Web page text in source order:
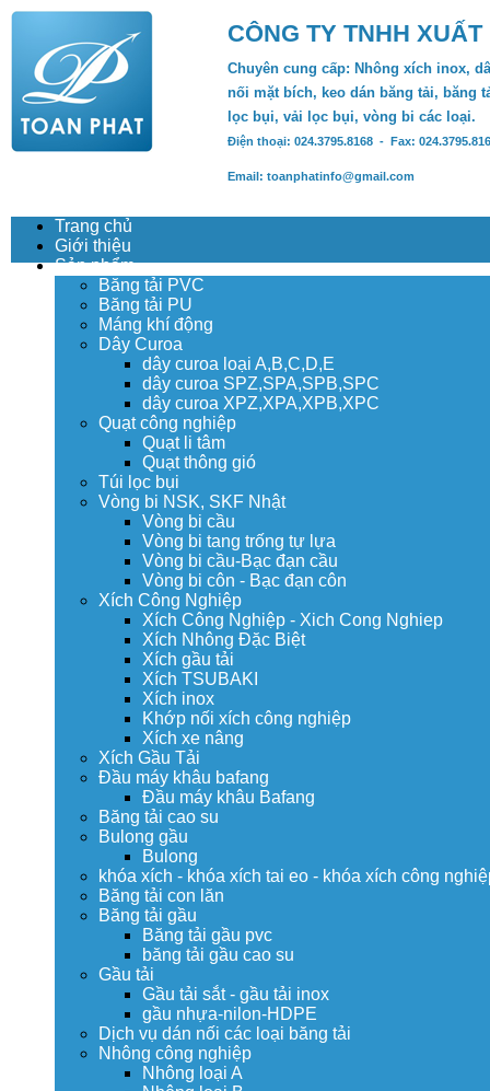
CÔNG TY TNHH
Chuyên cung cấp: Nhông xích inox,
nối mặt bích, keo dán băng tải, băng
lọc bụi, vải lọc bụi, vòng bi các loại.
Điện thoại: 024.3795.8168 - Fax:
Email: toanphatinfo@gmail.com
Trang chủ
Giới thiệu
Sản phẩm
Băng tải PVC
Băng tải PU
Máng khí động
Dây Curoa
dây curoa loại A,B,C,D,E
dây curoa SPZ,SPA,SPB,SPC
dây curoa XPZ,XPA,XPB,XPC
Quạt công nghiệp
Quạt li tâm
Quạt thông gió
Túi lọc bụi
Vòng bi NSK, SKF Nhật
Vòng bi cầu
Vòng bi tang trống tự lựa
Vòng bi cầu-Bạc đạn cầu
Vòng bi côn - Bạc đạn côn
Xích Công Nghiệp
Xích Công Nghiệp - Xich Cong Nghiep
Xích Nhông Đặc Biệt
Xích gầu tải
Xích TSUBAKI
Xích inox
Khớp nối xích công nghiệp
Xích xe nâng
Xích Gầu Tải
Đầu máy khâu bafang
Đầu máy khâu Bafang
Băng tải cao su
Bulong gầu
Bulong
khóa xích - khóa xích tai eo - khóa xích công
Băng tải con lăn
Băng tải gầu
Băng tải gầu pvc
băng tải gầu cao su
Gầu tải
Gầu tải sắt - gầu tải inox
gầu nhựa-nilon-HDPE
Dịch vụ dán nối các loại băng tải
Nhông công nghiệp
Nhông loại A